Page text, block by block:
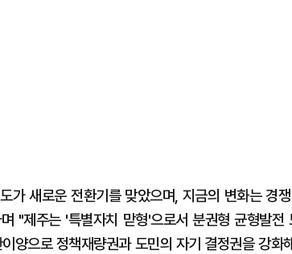
가 새로운 전환기를 맞았으며, 지금의 변화는 경
"제주는 '특별자치 맏형'으로서 분권형 균형발전
양으로 정책재량권과 도민의 자기 결정권을 강화